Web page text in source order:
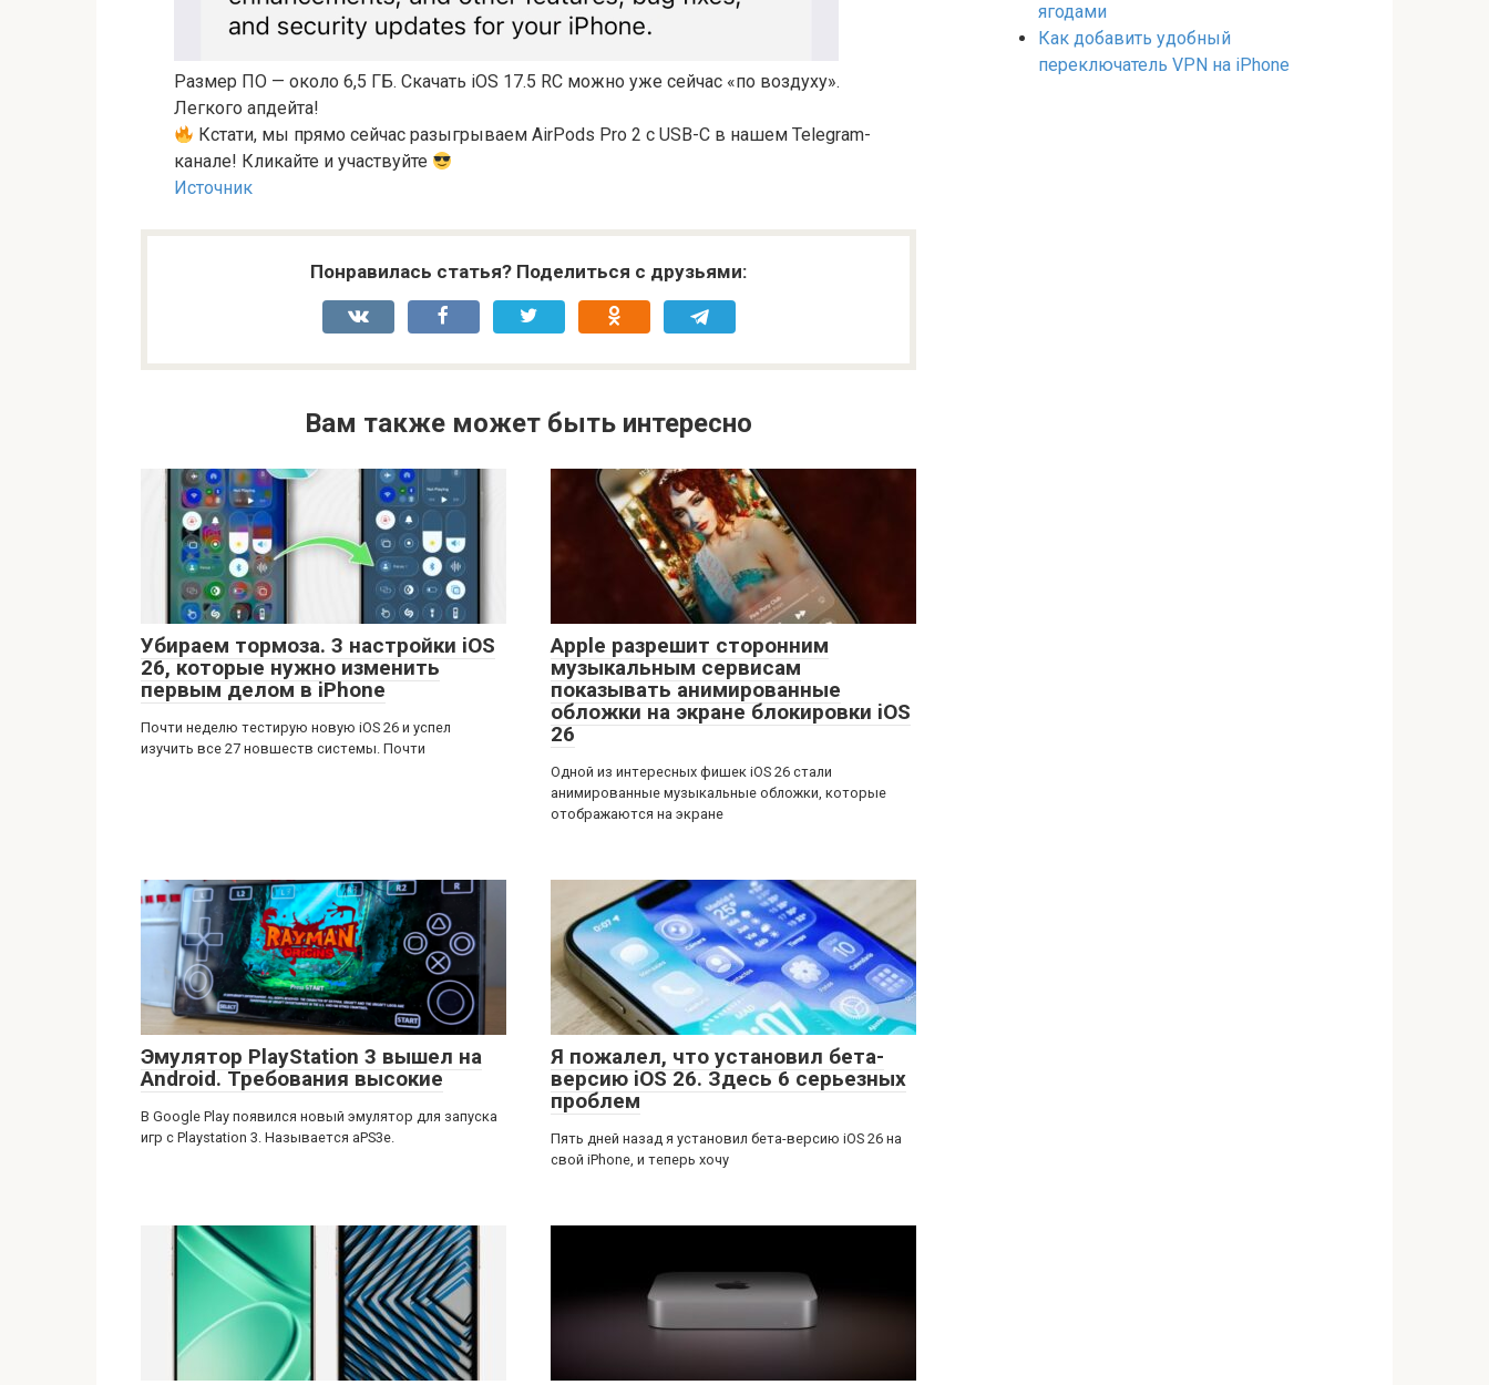
Размер ПО — около 6,5 ГБ. Скачать iOS 17.5 RC можно уже сейчас «по воздуху».
Легкого апдейта!
Кстати, мы прямо сейчас разыгрываем AirPods Pro 2 с USB-C в нашем Telegram-
канале! Кликайте и участвуйте
Источник
Понравилась статья? Поделиться с друзьями:
Вам также может быть интересно
Убираем тормоза. 3 настройки iOS
26, которые нужно изменить
первым делом в iPhone
Почти неделю тестирую новую iOS 26 и успел
изучить все 27 новшеств системы. Почти
Apple разрешит сторонним
музыкальным сервисам
показывать анимированные
обложки на экране блокировки iOS
26
Одной из интересных фишек iOS 26 стали
анимированные музыкальные обложки, которые
отображаются на экране
Эмулятор PlayStation 3 вышел на
Android. Требования высокие
В Google Play появился новый эмулятор для запуска
игр с Playstation 3. Называется aPS3e.
Я пожалел, что установил бета-
версию iOS 26. Здесь 6 серьезных
проблем
Пять дней назад я установил бета-версию iOS 26 на
свой iPhone, и теперь хочу
ягодами
Как добавить удобный
переключатель VPN на iPhone